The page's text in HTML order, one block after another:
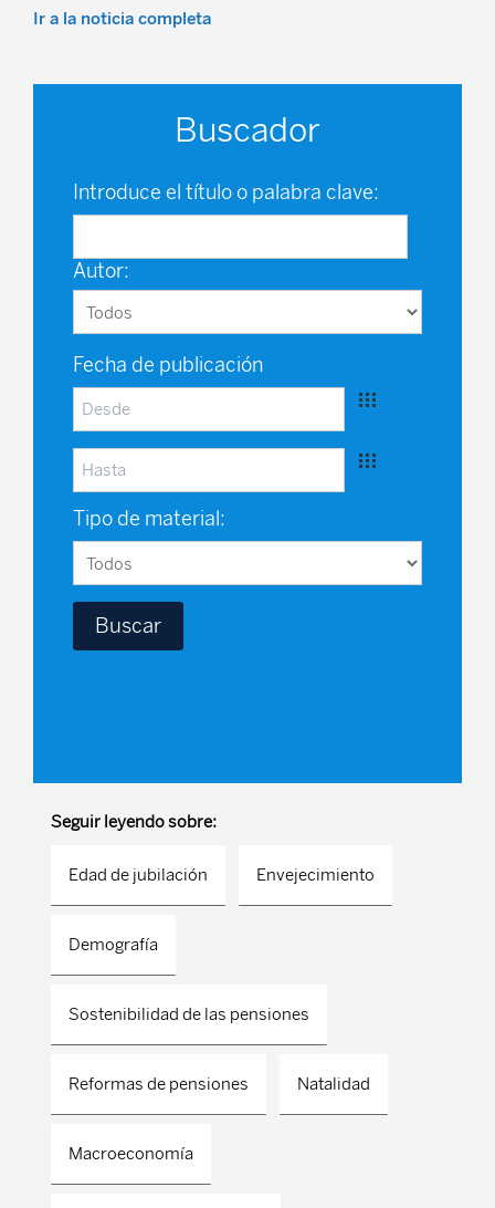
Ir a la noticia completa
Buscador
Introduce el título o palabra clave:
Autor:
Fecha de publicación
Tipo de material:
Seguir leyendo sobre:
Edad de jubilación Envejecimiento
Demografía
Sostenibilidad de las pensiones
Reformas de pensiones Natalidad
Macroeconomía